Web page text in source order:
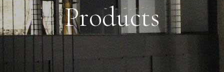
Products